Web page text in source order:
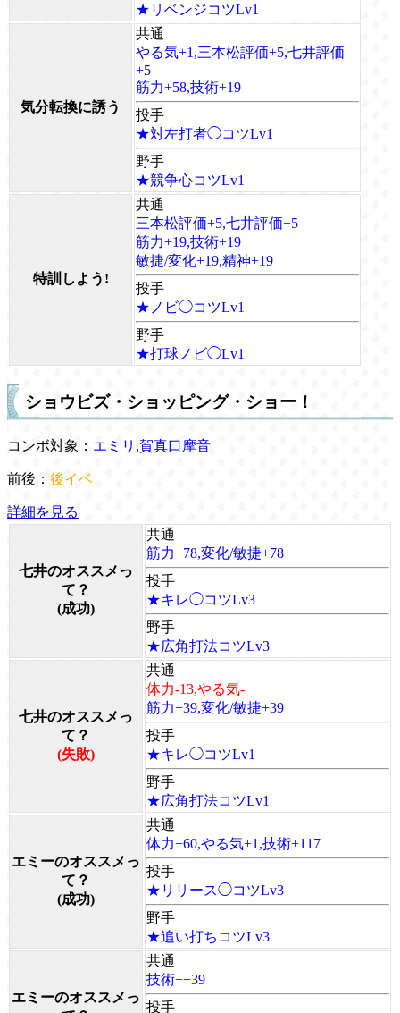
★リベンジコツLv1
気分転換に誘う
共通
やる気+1,三本松評価+5,七井評価
+5
筋力+58,技術+19
投手
★対左打者◯コツLv1
野手
★競争心コツLv1
特訓しよう!
共通
三本松評価+5,七井評価+5
筋力+19,技術+19
敏捷/変化+19,精神+19
投手
★ノビ◯コツLv1
野手
★打球ノビ◯Lv1
ショウビズ・ショッピング・ショー！
コンボ対象： エミリ ,賀真口摩音
前後： 後イベ
詳細を見る
七井のオススメっ
て？
(成功)
共通
筋力+78,変化/敏捷+78
投手
★キレ◯コツLv3
野手
★広角打法コツLv3
七井のオススメっ
て？
(失敗)
共通
体力-13,やる気-
筋力+39,変化/敏捷+39
投手
★キレ◯コツLv1
野手
★広角打法コツLv1
エミーのオススメっ
て？
(成功)
共通
体力+60,やる気+1,技術+117
投手
★リリース◯コツLv3
野手
★追い打ちコツLv3
エミーのオススメっ
共通
技術++39
投手